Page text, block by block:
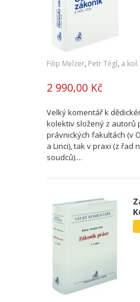
Filip Melzer, Petr Tégl, a kol.
2 990,00 Kč
Velký komentář k
kolektiv složený z autorů
právnických fakultách (v
a Linci), tak v praxi (z řad
soudců)....